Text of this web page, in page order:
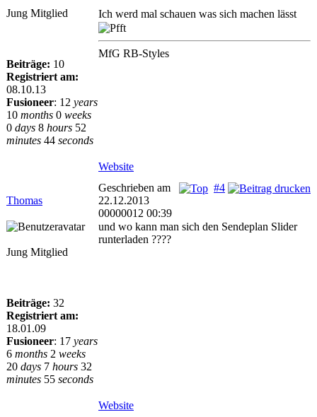
Jung Mitglied
Beiträge: 10
Registriert am:
08.10.13
Fusioneer: 12 years
10 months 0 weeks
0 days 8 hours 52
minutes 44 seconds
Ich werd mal schauen was sich machen lässt
MfG RB-Styles
Website
Thomas
#4
Geschrieben am
22.12.2013
00000012 00:39
Jung Mitglied
Beiträge: 32
Registriert am:
18.01.09
Fusioneer: 17 years
6 months 2 weeks
20 days 7 hours 32
minutes 55 seconds
und wo kann man sich den Sendeplan Slider
runterladen ????
Website